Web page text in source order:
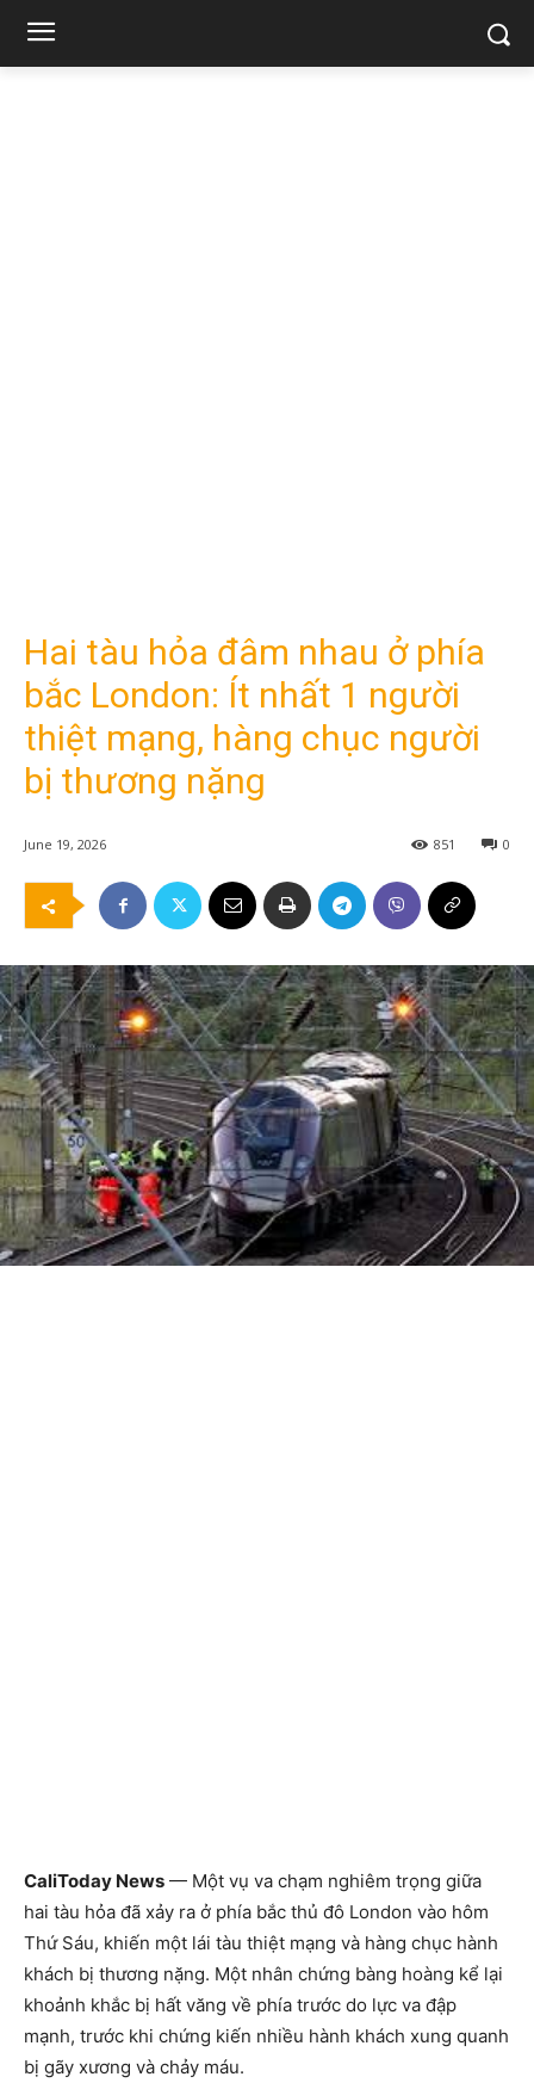
Hai tàu hỏa đâm nhau ở phía
bắc London: Ít nhất 1 người
thiệt mạng, hàng chục người
bị thương nặng
June 19, 2026 0
851
CaliToday News — Một vụ va chạm nghiêm trọng giữa
hai tàu hỏa đã xảy ra ở phía bắc thủ đô London vào hôm
Thứ Sáu, khiến một lái tàu thiệt mạng và hàng chục hành
khách bị thương nặng. Một nhân chứng bàng hoàng kể lại
khoảnh khắc bị hất văng về phía trước do lực va đập
mạnh, trước khi chứng kiến nhiều hành khách xung quanh
bị gãy xương và chảy máu.